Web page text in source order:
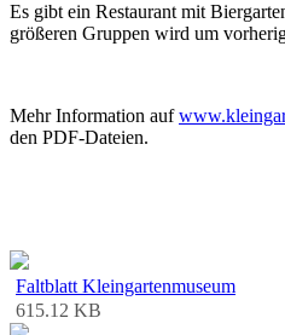
Es gibt ein Restaurant mit
größeren Gruppen wird um
Mehr Information auf
den PDF-Dateien.
Faltblatt Kleingartenmuseum
615.12 KB